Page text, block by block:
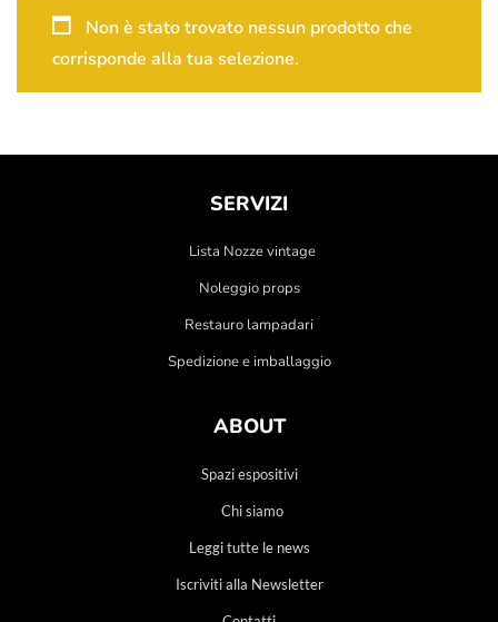
Non è stato trovato nessun prodotto che
corrisponde alla tua selezione.
SERVIZI
Lista Nozze vintage
Noleggio props
Restauro lampadari
Spedizione e imballaggio
ABOUT
Spazi espositivi
Chi siamo
Leggi tutte le news
Iscriviti alla Newsletter